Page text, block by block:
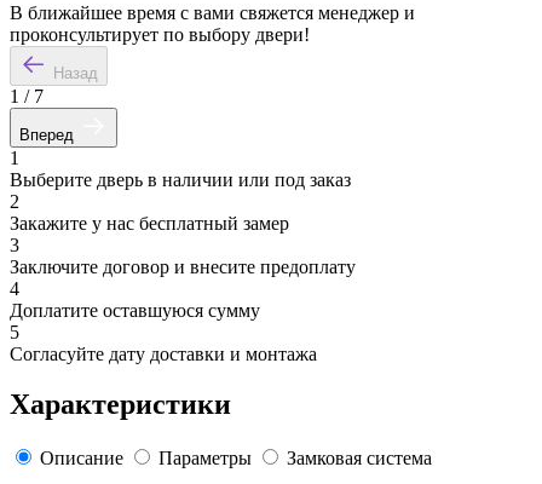
В ближайшее время с вами свяжется менеджер и
проконсультирует по выбору двери!
Назад
1 / 7
Вперед
1
Выберите дверь в наличии или под заказ
2
Закажите у нас бесплатный замер
3
Заключите договор и внесите предоплату
4
Доплатите оставшуюся сумму
5
Согласуйте дату доставки и монтажа
Характеристики
Описание Параметры Замковая система